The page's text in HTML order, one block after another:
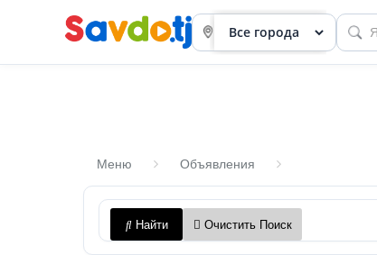
приборов
Меню Объявления
Найти Очистить Поиск